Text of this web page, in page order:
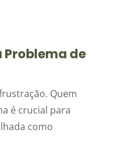
Problema de
Quem
é crucial para
como